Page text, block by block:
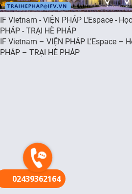
IF Vietnam - VIỆN PHÁP L'Espace -
PHÁP - TRẠI HÈ PHÁP
IF Vietnam – VIỆN PHÁP L’Espace –
PHÁP – TRẠI HÈ PHÁP
02439362164